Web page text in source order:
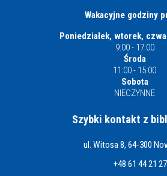
Wakacyjne godziny
Poniedziałek, wtorek,
9:00 - 17:00
Środa
11:00 - 15:00
Sobota
NIECZYNNE
Szybki kontakt z
ul. Witosa 8, 64-300
+48 61 44 21